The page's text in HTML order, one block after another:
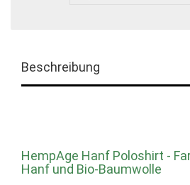
Beschreibung
HempAge Hanf Poloshirt -
Hanf und Bio-Baumwolle